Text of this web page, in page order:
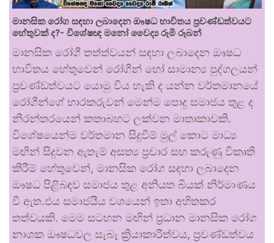
මානසික රෝග සඳහා ලබාදෙන ඖෂධ භාවිතය ප්‍රචණ්ඩත්වයට
හේතුවක් ද?- විශේෂඥ මනෝ වෛද්‍ය රූමි රූබන්
මානසික රෝගී තත්ත්වයන් සඳහා ලබාදෙන ඖෂධ
භාවිතය හේතුවෙන් රෝගීන් හෝ සාමාන්‍ය පුද්ගලයන්
ප්‍රචණ්ඩත්වයට යොමු විය හැකි ද යන්න වර්තමානයේ
රෝගීන්ගේ භාරකරුවන් මෙන්ම පොදු සමාජය තුළ ද
නිරන්තරයෙන් කතාබහට ලක්වන මාතෘකාවකි.
විශේෂයෙන්ම වර්තමාන සිදුවීම් මුල් කොට මාධ්‍ය
මඟින් සිදුවන ඇතැම් අසත්‍ය ප්‍රචාර සහ කරුණු විකෘති
කිරීම් හේතුවෙන්, මානසික රෝග සඳහා ලබාදෙන
ඖෂධ පිළිබඳව සමාජය තුළ අනියත බියක් නිර්මාණය
වී ඇත.එය සමාජයීය වශයෙන් ඉතා අහිතකර
තත්වයකි. මෙම සටහන මඟින් ප්‍රධාන මානසික රෝග
නාශක ඖෂධවල සැබෑ ක්‍රියාකාරීත්වය, ප්‍රචණ්ඩත්වය